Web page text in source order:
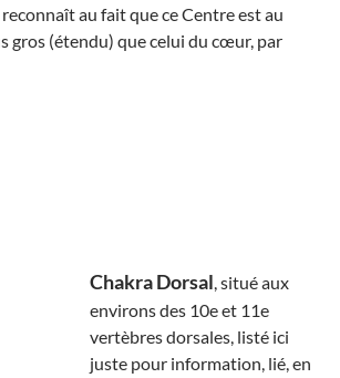
au fait que ce Centre est au
gros (étendu) que celui du cœur, par
Chakra Dorsal, situé aux
environs des 10e et 11e
vertèbres dorsales, listé ici
juste pour information, lié, en